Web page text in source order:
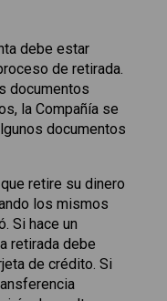
debe estar
de retirada.
documentos
la Compañía se
documentos
retire su dinero
los mismos
Si hace un
retirada debe
de crédito. Si